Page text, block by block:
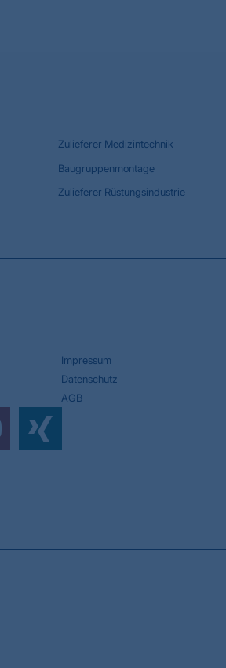
Zulieferer Medizintechnik
Baugruppenmontage
Zulieferer Rüstungsindustrie
Impressum
Datenschutz
AGB